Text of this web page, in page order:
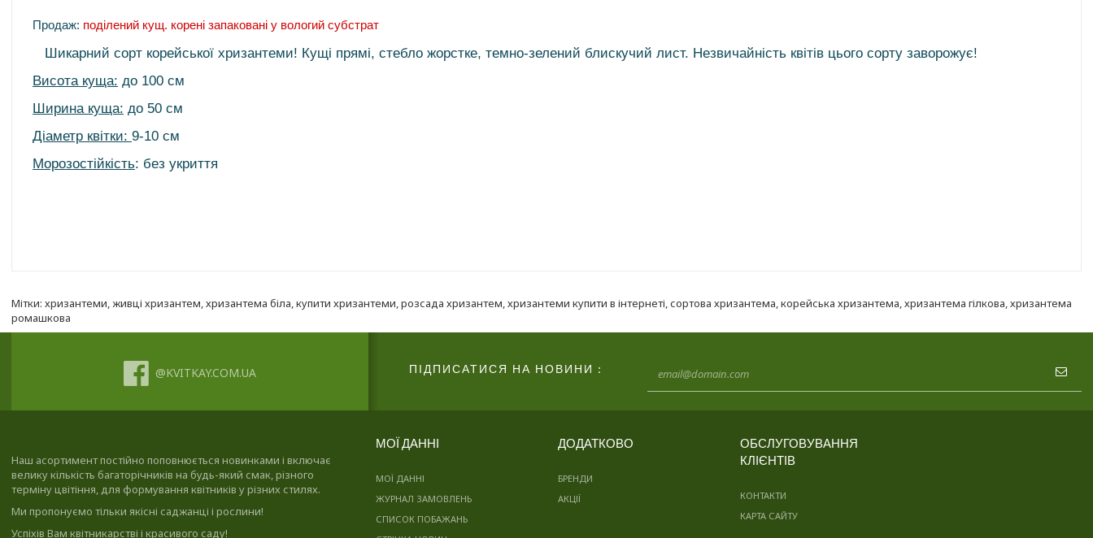
Продаж: поділений кущ. корені запаковані у вологий субстрат
Шикарний сорт корейської хризантеми! Кущі прямі, стебло жорстке, темно-зелений блискучий лист. Незвичайність квітів цього сорту заворожує!
Висота куща: до 100 см
Ширина куща: до 50 см
Діаметр квітки: 9-10 см
Морозостійкість: без укриття
Мітки: хризантеми,живці хризантем,хризантема біла,купити хризантеми,розсада хризантем,хризантеми купити в інтернеті,сортова хризантема,корейська хризантема,хризантема гілкова,хризантема
ромашкова
@KVITKAY.COM.UA ПІДПИСАТИСЯ НА НОВИНИ :
Наш асортимент постійно поповнюється новинками і включає
велику кількість багаторічників на будь-який смак, різного
терміну цвітіння, для формування квітників у різних стилях.
Ми пропонуємо тільки якісні саджанці і рослини!
Успіхів Вам квітникарстві і красивого саду!
МОЇ ДАННІ
МОЇ ДАННІ
ЖУРНАЛ ЗАМОВЛЕНЬ
СПИСОК ПОБАЖАНЬ
ДОДАТКОВО
БРЕНДИ
АКЦІЇ
ОБСЛУГОВУВАННЯ
КЛІЄНТІВ
КОНТАКТИ
КАРТА САЙТУ